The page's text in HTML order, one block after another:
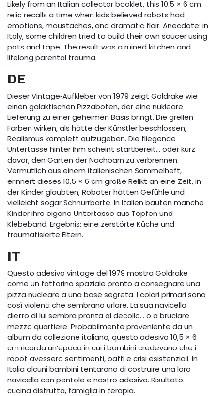
Likely from an Italian collector booklet, this 10.5 × 6 cm
relic recalls a time when kids believed robots had
emotions, moustaches, and dramatic flair. Anecdote: in
Italy, some children tried to build their own saucer using
pots and tape. The result was a ruined kitchen and
lifelong parental trauma.
DE
Dieser Vintage‑Aufkleber von 1979 zeigt Goldrake wie
einen galaktischen Pizzaboten, der eine nukleare
Lieferung zu einer geheimen Basis bringt. Die grellen
Farben wirken, als hätte der Künstler beschlossen,
Realismus komplett aufzugeben. Die fliegende
Untertasse hinter ihm scheint startbereit… oder kurz
davor, den Garten der Nachbarn zu verbrennen.
Vermutlich aus einem italienischen Sammelheft,
erinnert dieses 10,5 × 6 cm große Relikt an eine Zeit, in
der Kinder glaubten, Roboter hätten Gefühle und
vielleicht sogar Schnurrbärte. In Italien bauten manche
Kinder ihre eigene Untertasse aus Töpfen und
Klebeband. Ergebnis: eine zerstörte Küche und
traumatisierte Eltern.
IT
Questo adesivo vintage del 1979 mostra Goldrake
come un fattorino spaziale pronto a consegnare una
pizza nucleare a una base segreta. I colori primari sono
così violenti che sembrano urlare. La sua navicella
dietro di lui sembra pronta al decollo… o a bruciare
mezzo quartiere. Probabilmente proveniente da un
album da collezione italiano, questo adesivo 10,5 × 6
cm ricorda un’epoca in cui i bambini credevano che i
robot avessero sentimenti, baffi e crisi esistenziali. In
Italia alcuni bambini tentarono di costruire una loro
navicella con pentole e nastro adesivo. Risultato:
cucina distrutta, famiglia in terapia.